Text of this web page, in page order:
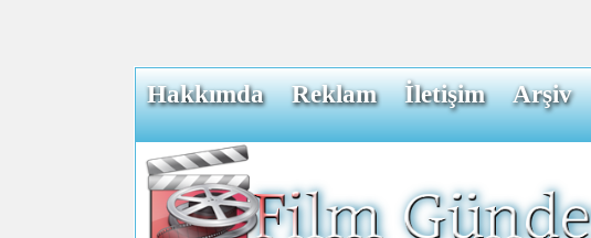
Hakkımda Reklam İletişim Arşiv